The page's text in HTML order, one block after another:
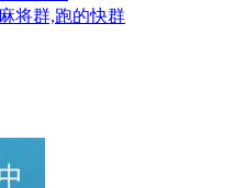
将群,跑的快群